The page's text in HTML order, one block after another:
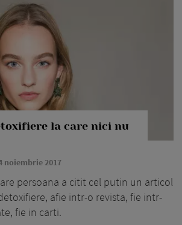
la care nici nu
noiembrie 2017
persoana a citit cel putin un articol
afie intr-o revista, fie intr-
fie in carti.